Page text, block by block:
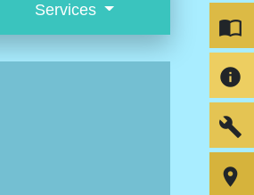
Services
import_contacts
info
build
room